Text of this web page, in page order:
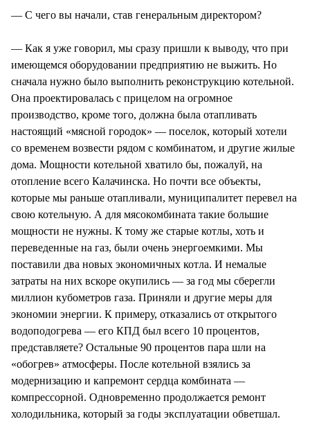
— С чего вы начали, став генеральным директором?
— Как я уже говорил, мы сразу пришли к выводу, что при
имеющемся оборудовании предприятию не выжить. Но
сначала нужно было выполнить реконструкцию котельной.
Она проектировалась с прицелом на огромное
производство, кроме того, должна была отапливать
настоящий «мясной городок» — поселок, который хотели
со временем возвести рядом с комбинатом, и другие жилые
дома. Мощности котельной хватило бы, пожалуй, на
отопление всего Калачинска. Но почти все объекты,
которые мы раньше отапливали, муниципалитет перевел на
свою котельную. А для мясокомбината такие большие
мощности не нужны. К тому же старые котлы, хоть и
переведенные на газ, были очень энергоемкими. Мы
поставили два новых экономичных котла. И немалые
затраты на них вскоре окупились — за год мы сберегли
миллион кубометров газа. Приняли и другие меры для
экономии энергии. К примеру, отказались от открытого
водоподогрева — его КПД был всего 10 процентов,
представляете? Остальные 90 процентов пара шли на
«обогрев» атмосферы. После котельной взялись за
модернизацию и капремонт сердца комбината —
компрессорной. Одновременно продолжается ремонт
холодильника, который за годы эксплуатации обветшал.